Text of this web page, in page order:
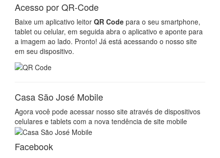
Acesso por QR-Code
Baixe um aplicativo leitor QR Code para o seu smartphone,
tablet ou celular, em seguida abra o aplicativo e aponte para
a imagem ao lado. Pronto! Já está acessando o nosso site
em seu dispositivo.
Casa São José Mobile
Agora você pode acessar nosso site através de dispositivos
celulares e tablets com a nova tendência de site mobile
Facebook